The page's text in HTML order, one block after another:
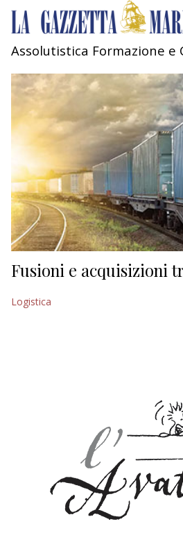
MOBILITÀ
INDUSTRIA
RICERCA
ECONOMIA
TURISMO
CULTURA
NAUTICA
Assolutistica Formazione e
Fusioni e acquisizioni
Logistica